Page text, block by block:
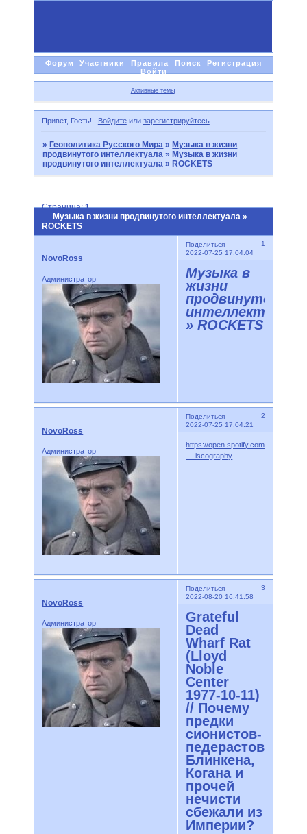
Форум Участники Правила Поиск
Регистрация
Войти
Активные темы
Привет, Гость! Войдитеили зарегистрируйтесь.
»Геополитика Русского Мира »Музыка в жизни
продвинутого интеллектуала »Музыка в жизни
продвинутого интеллектуала » ROCKETS
Музыка в жизни продвинутого интеллектуала »
ROCKETS
Страница:1
Поделиться
1
2022-07-25 17:04:04
NovoRoss
Администратор
Музыка в
жизни
продвинутого
интеллектуала
» ROCKETS
Поделиться
2
2022-07-25 17:04:21
NovoRoss
Администратор
https://open.spotify.com/artist/
… iscography
Поделиться
3
2022-08-20 16:41:58
NovoRoss
Администратор
Grateful
Dead
Wharf Rat
(Lloyd
Noble
Center
1977-10-11)
// Почему
предки
сионистов-
педерастов
Блинкена,
Когана и
прочей
нечисти
сбежали из
Империи?